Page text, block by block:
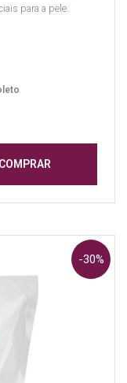
para a pele.
COMPRAR
-30%